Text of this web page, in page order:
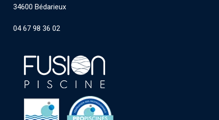
34600 Bédarieux
04 67 98 36 02